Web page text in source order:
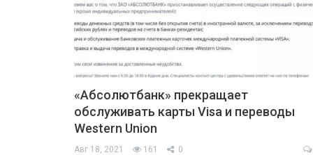
«Абсолютбанк» прекращает
обслуживать карты Visa и переводы
Western Union
Авг 18, 2021 161 0